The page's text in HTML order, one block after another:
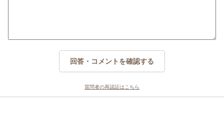
回答・コメントを確認する
質問者の再認証はこちら